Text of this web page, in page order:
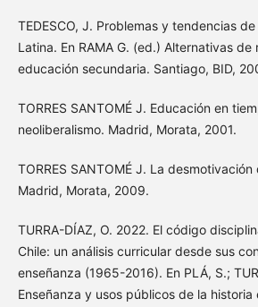
TEDESCO, J. Problemas y tendencias
Latina. En RAMA G. (ed.) Alternativas de
educación secundaria. Santiago, BID,
TORRES SANTOMÉ J. Educación en
neoliberalismo. Madrid, Morata, 2001.
TORRES SANTOMÉ J. La
Madrid, Morata, 2009.
TURRA-DÍAZ, O. 2022. El código
Chile: un análisis curricular desde sus
enseñanza (1965-2016). En PLÁ, S.;
Enseñanza y usos públicos de la historia